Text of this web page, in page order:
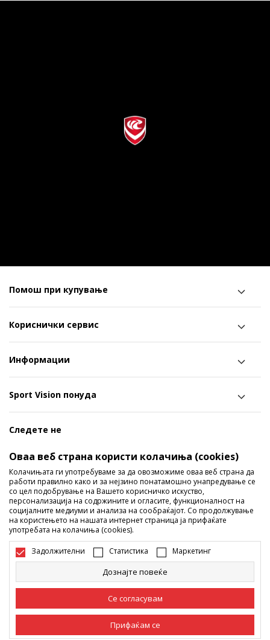
Помош при купување
Кориснички сервис
Информации
Sport Vision понуда
Следете не
Ги споделуваме нашите тајни со вас! Следете не на
социјалните мрежи и дознајте за попусти, промоции и
нови производи!
Промена
Оваа веб страна користи колачиња (cookies)
Колачињата ги употребуваме за да овозможиме оваа веб страна да
работи правилно како и за нејзино понатамошно унапредување се
со цел подобрување на Вашето корисничко искуство,
персонализација на содржините и огласите, функционалност на
социјалните медиуми и анализа на сообраќајот. Со продолжување
на користењето на нашата интернет страница ја прифаќате
употребата на колачиња (cookies).
Задолжителни Статистика Маркетинг
Дознајте повеќе
Се согласувам
Прифаќам се